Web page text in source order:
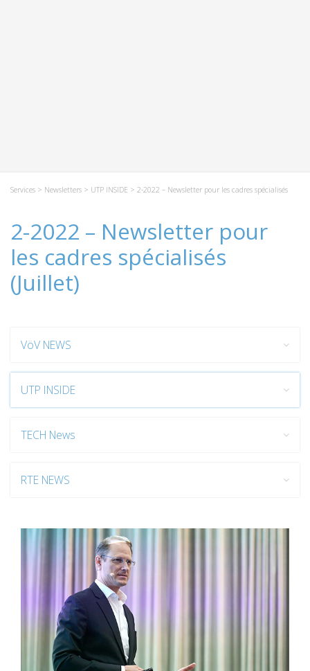
Services > Newsletters > UTP INSIDE > 2-2022 – Newsletter pour les cadres spécialisés
2-2022 – Newsletter pour
les cadres spécialisés
(Juillet)
VöV NEWS
UTP INSIDE
TECH News
RTE NEWS